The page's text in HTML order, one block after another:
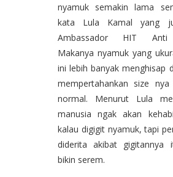
nyamuk semakin lama
kata Lula Kamal yang
Ambassador HIT Anti
Makanya nyamuk yang
ini lebih banyak menghisap
mempertahankan size
normal. Menurut Lula
manusia ngak akan
kalau digigit nyamuk, tapi
diderita akibat gigitannya
bikin serem.